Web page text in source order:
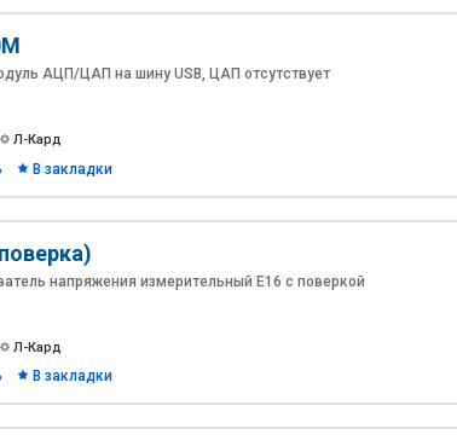
помех.
АЦП/ЦАП на шину USB, ЦАП отсутствует
Л-Кард
В закладки
напряжения измерительный E16 с поверкой
Л-Кард
В закладки